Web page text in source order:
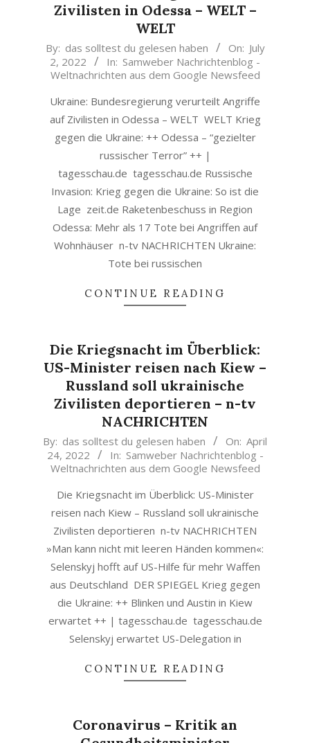
Zivilisten in Odessa – WELT –
WELT
2022-
07-
02
By: das solltest du gelesen haben On: July
2, 2022
In: Samweber Nachrichtenblog -
Weltnachrichten aus dem Google Newsfeed
Ukraine: Bundesregierung verurteilt Angriffe
auf Zivilisten in Odessa – WELT WELT Krieg
gegen die Ukraine: ++ Odessa – “gezielter
russischer Terror” ++ |
tagesschau.de tagesschau.de Russische
Invasion: Krieg gegen die Ukraine: So ist die
Lage zeit.de Raketenbeschuss in Region
Odessa: Mehr als 17 Tote bei Angriffen auf
Wohnhäuser n-tv NACHRICHTEN Ukraine:
Tote bei russischen
CONTINUE READING
Die Kriegsnacht im Überblick:
US-Minister reisen nach Kiew –
Russland soll ukrainische
Zivilisten deportieren – n-tv
NACHRICHTEN
2022-
04-
24
By: das solltest du gelesen haben On: April
24, 2022
In: Samweber Nachrichtenblog -
Weltnachrichten aus dem Google Newsfeed
Die Kriegsnacht im Überblick: US-Minister
reisen nach Kiew – Russland soll ukrainische
Zivilisten deportieren n-tv NACHRICHTEN
»Man kann nicht mit leeren Händen kommen«:
Selenskyj hofft auf US-Hilfe für mehr Waffen
aus Deutschland DER SPIEGEL Krieg gegen
die Ukraine: ++ Blinken und Austin in Kiew
erwartet ++ | tagesschau.de tagesschau.de
Selenskyj erwartet US-Delegation in
CONTINUE READING
Coronavirus – Kritik an